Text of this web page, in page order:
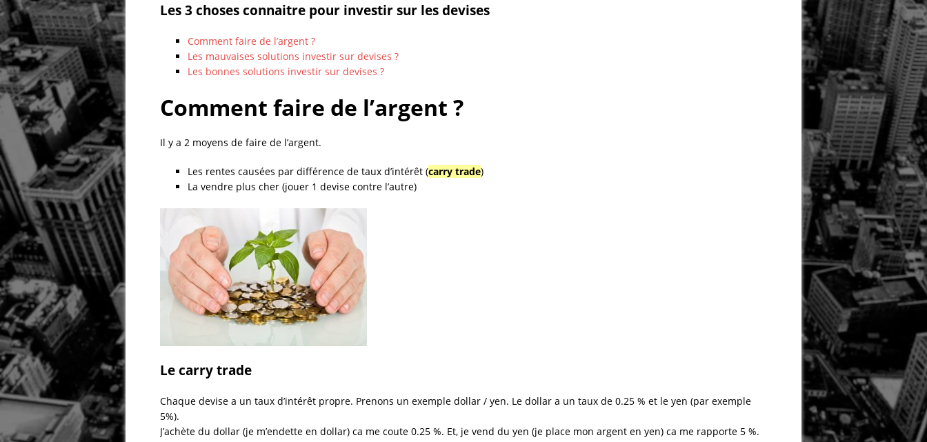
Les 3 choses connaitre pour investir sur les devises
Comment faire de l’argent ?
Les mauvaises solutions investir sur devises ?
Les bonnes solutions investir sur devises ?
Comment faire de l’argent ?
Il y a 2 moyens de faire de l’argent.
Les rentes causées par différence de taux d’intérêt (carry trade)
La vendre plus cher (jouer 1 devise contre l’autre)
Le carry trade
Chaque devise a un taux d’intérêt propre. Prenons un exemple dollar / yen. Le dollar a un taux de 0.25 % et le yen (par exemple
5%).
J’achète du dollar (je m’endette en dollar) ca me coute 0.25 %. Et, je vend du yen (je place mon argent en yen) ca me rapporte 5 %.